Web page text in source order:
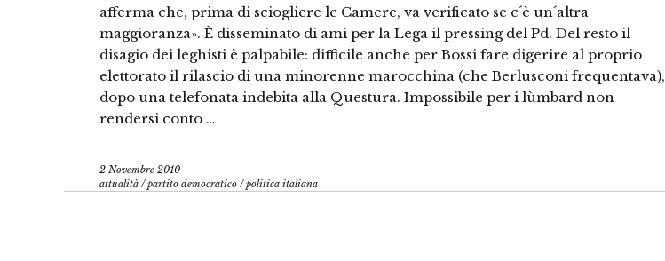
afferma che, prima di sciogliere le Camere, va verificato se c´è un´altra
maggioranza». È disseminato di ami per la Lega il pressing del Pd. Del resto il
disagio dei leghisti è palpabile: difficile anche per Bossi fare digerire al proprio
elettorato il rilascio di una minorenne marocchina (che Berlusconi frequentava),
dopo una telefonata indebita alla Questura. Impossibile per i lùmbard non
rendersi conto …
2 Novembre 2010
attualità /partito democratico /politica italiana